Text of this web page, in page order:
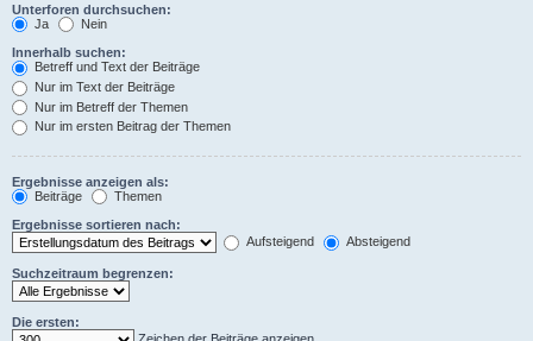
Unterforen durchsuchen:
Ja
Nein
Innerhalb suchen:
Betreff und Text der Beiträge
Nur im Text der Beiträge
Nur im Betreff der Themen
Nur im ersten Beitrag der Themen
Ergebnisse anzeigen als:
Beiträge
Themen
Ergebnisse sortieren nach:
Aufsteigend
Absteigend
Suchzeitraum begrenzen:
Die ersten: